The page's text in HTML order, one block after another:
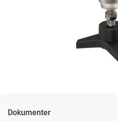
Dokumenter